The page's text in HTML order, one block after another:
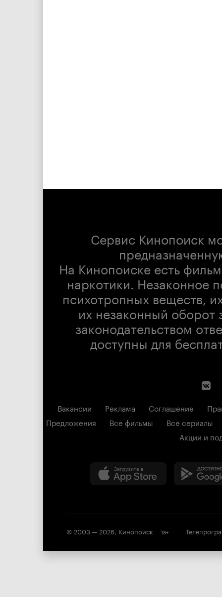
Сервис Кинопоиск
На Кинопоиске есть
наркотики. Незаконное
психотропных веществ,
их незаконный оборот
законодательством
доступны для
Вакансии Реклама Соглашение
Предложения
Все фильмы
Все сериалы
Акции и
© 2003 — 2026, Кинопоиск 18+